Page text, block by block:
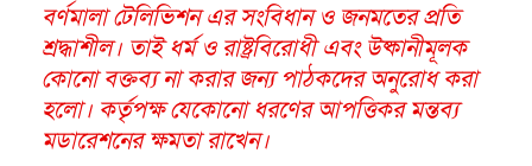
বর্ণমালা টেলিভিশন এর সংবিধান ও জনমতের প্রতি
শ্রদ্ধাশীল। তাই ধর্ম ও রাষ্ট্রবিরোধী এবং উষ্কানীমূলক
কোনো বক্তব্য না করার জন্য পাঠকদের অনুরোধ করা
হলো। কর্তৃপক্ষ যেকোনো ধরণের আপত্তিকর মন্তব্য
মডারেশনের ক্ষমতা রাখেন।